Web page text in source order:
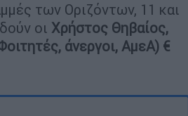
των Οριζόντων, 11 και
οι Χρήστος Θηβαίος,
άνεργοι, ΑμεΑ) €